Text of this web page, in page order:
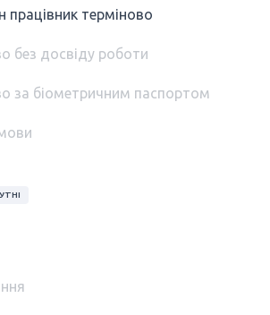
працівник терміново
без досвіду роботи
за біометричним паспортом